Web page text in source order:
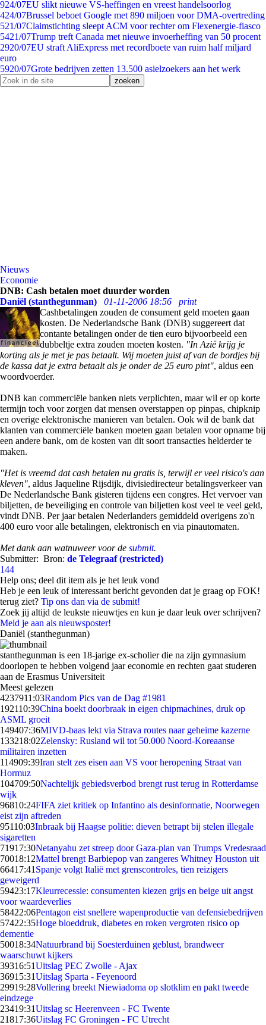
924/07EU slikt nieuwe VS-heffingen en vreest handelsoorlog
424/07Brussel beboet Google met 890 miljoen voor DMA-overtreding
521/07Claimstichting sleept ACM voor rechter om Flexenergie-fiasco
5421/07Trump treft Canada met nieuwe invoerheffing van 50 procent
2920/07EU straft AliExpress met recordboete van ruim half miljard
euro
5920/07Grote bedrijven zetten 13.500 asielzoekers aan het werk
Nieuws
Economie
DNB: Cash betalen moet duurder worden
Daniël (stanthegunman)
01-11-2006 18:56
print
Cashbetalingen zouden de consument geld moeten gaan
kosten. De Nederlandsche Bank (DNB) suggereert dat
contante betalingen onder de tien euro bijvoorbeeld een
dubbeltje extra zouden moeten kosten. "In Azië krijg je
korting als je met je pas betaalt. Wij moeten juist af van de bordjes bij
de kassa dat je extra betaalt als je onder de 25 euro pint", aldus een
woordvoerder.
DNB kan commerciële banken niets verplichten, maar wil er op korte
termijn toch voor zorgen dat mensen overstappen op pinpas, chipknip
en overige elektronische manieren van betalen. Ook wil de bank dat
klanten van commerciële banken moeten gaan betalen voor opname bij
een andere bank, om de kosten van dit soort transacties helderder te
maken.
"Het is vreemd dat cash betalen nu gratis is, terwijl er veel risico's aan
kleven", aldus Jaqueline Rijsdijk, divisiedirecteur betalingsverkeer van
De Nederlandsche Bank gisteren tijdens een congres. Het vervoer van
biljetten, de beveiliging en controle van biljetten kost veel te veel geld,
vindt DNB. Per jaar betalen Nederlanders gemiddeld overigens zo'n
400 euro voor alle betalingen, elektronisch en via pinautomaten.
Met dank aan watnuweer voor de submit.
Submitter: Bron: de Telegraaf (restricted)
144
Help ons; deel dit item als je het leuk vond
Heb je een leuk of interessant bericht gevonden dat je graag op FOK!
terug ziet? Tip ons dan via de submit!
Zoek jij altijd de leukste nieuwtjes en kun je daar leuk over schrijven?
Meld je aan als nieuwsposter!
Daniël (stanthegunman)
stanthegunman is een 18-jarige ex-scholier die na zijn gymnasium
doorlopen te hebben volgend jaar economie en rechten gaat studeren
aan de Erasmus Universiteit
Meest gelezen
4237911:03Random Pics van de Dag #1981
192110:39China boekt doorbraak in eigen chipmachines, druk op
ASML groeit
149407:36MIVD-baas lekt via Strava routes naar geheime kazerne
133218:02Zelensky: Rusland wil tot 50.000 Noord-Koreaanse
militairen inzetten
114909:39Iran stelt zes eisen aan VS voor heropening Straat van
Hormuz
104709:50Nachtelijk gebiedsverbod brengt rust terug in Rotterdamse
wijk
96810:24FIFA ziet kritiek op Infantino als desinformatie, Noorwegen
eist zijn aftreden
95110:03Inbraak bij Haagse politie: dieven betrapt bij stelen illegale
sigaretten
71917:30Netanyahu zet streep door Gaza-plan van Trumps Vredesraad
70018:12Mattel brengt Barbiepop van zangeres Whitney Houston uit
66417:41 Spanje volgt Italië met grenscontroles, tien reizigers
geweigerd
59423:17Kleurrecessie: consumenten kiezen grijs en beige uit angst
voor waardeverlies
58422:06Pentagon eist snellere wapenproductie van defensiebedrijven
57422:35Hoge bloeddruk, diabetes en roken vergroten risico op
dementie
50018:34Natuurbrand bij Soesterduinen geblust, brandweer
waarschuwt kijkers
39316:51Uitslag PEC Zwolle - Ajax
36915:31Uitslag Sparta - Feyenoord
29919:28Vollering breekt Niewiadoma op slotklim en pakt tweede
eindzege
23419:31Uitslag sc Heerenveen - FC Twente
21817:36Uitslag FC Groningen - FC Utrecht